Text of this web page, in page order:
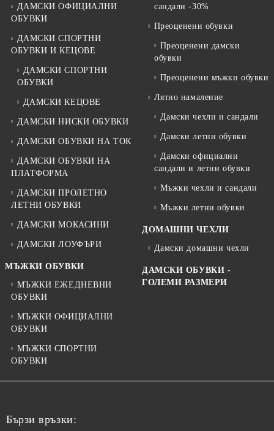
ДАМСКИ ОФИЦИАЛНИ
ОБУВКИ
ДАМСКИ СПОРТНИ
ОБУВКИ И КЕЦОВЕ
ДАМСКИ СПОРТНИ
ОБУВКИ
ДАМСКИ КЕЦОВЕ
ДАМСКИ НИСКИ ОБУВКИ
ДАМСКИ ОБУВКИ НА ТОК
ДАМСКИ ОБУВКИ НА
ПЛАТФОРМА
ДАМСКИ ПРОЛЕТНО
ЛЕТНИ ОБУВКИ
ДАМСКИ МОКАСИНИ
ДАМСКИ ЛОУФЪРИ
МЪЖКИ ОБУВКИ
МЪЖКИ ЕЖЕДНЕВНИ
ОБУВКИ
МЪЖКИ ОФИЦИАЛНИ
ОБУВКИ
МЪЖКИ СПОРТНИ
ОБУВКИ
сандали -30%
Преоценени обувки
Преоценени дамски
обувки
Преоценени мъжки обувки
Лятно намаление
Дамски чехли и сандали
Дамски летни обувки
Дамски официални
сандали и летни обувки
Мъжки чехли и сандали
Мъжки летни обувки
ДОМАШНИ ЧЕХЛИ
Дамски домашни чехли
ДАМСКИ ОБУВКИ -
ГОЛЕМИ РАЗМЕРИ
Бързи връзки: